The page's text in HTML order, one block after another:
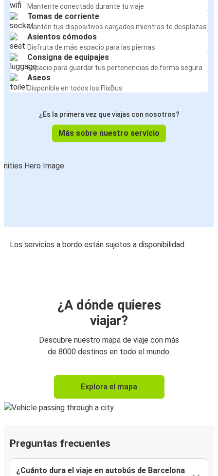
Mantente conectado durante tu viaje
Tomas de corriente
Mantén tus dispositivos cargados mientras te desplazas
Asientos cómodos
Disfruta de más espacio para las piernas
Consigna de equipajes
Espacio para guardar tus pertenencias de forma segura
Aseos
Disponible en todos los FlixBus
¿Es la primera vez que viajas con nosotros?
Más sobre nuestro servicio
Los servicios a bordo están sujetos a disponibilidad
¿A dónde quieres
viajar?
Descubre nuestro mapa de viaje con más
de 8000 destinos en todo el mundo.
Explora el mapa
Preguntas frecuentes
¿Cuánto dura el viaje en autobús de Barcelona